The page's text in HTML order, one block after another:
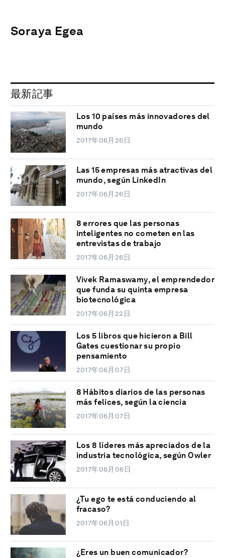
Soraya Egea
最新記事
Los 10 países más innovadores del
mundo
2017年06月26日
Las 15 empresas más atractivas del
mundo, según LinkedIn
2017年06月26日
8 errores que las personas
inteligentes no cometen en las
entrevistas de trabajo
2017年06月26日
Vivek Ramaswamy, el emprendedor
que funda su quinta empresa
biotecnológica
2017年06月22日
Los 5 libros que hicieron a Bill
Gates cuestionar su propio
pensamiento
2017年06月07日
8 Hábitos diarios de las personas
más felices, según la ciencia
2017年06月07日
Los 8 líderes más apreciados de la
industria tecnológica, según Owler
2017年06月06日
¿Tu ego te está conduciendo al
fracaso?
2017年06月01日
¿Eres un buen comunicador?